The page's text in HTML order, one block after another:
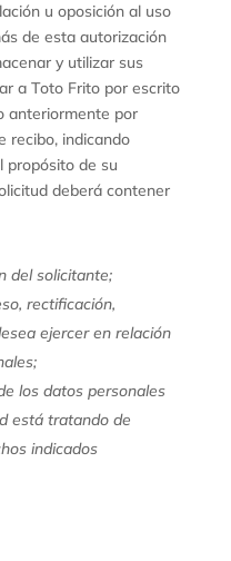
u oposición al uso
de esta autorización
y utilizar sus
a Toto Frito por escrito
anteriormente por
recibo, indicando
propósito de su
deberá contener
del solicitante;
rectificación,
ejercer en relación
los datos personales
está tratando de
indicados